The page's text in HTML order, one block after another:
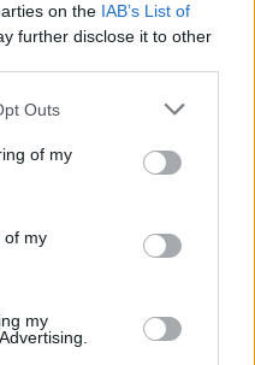
on the IAB’s List of
further disclose it to other
Outs
of my
of my
my
bien utiliser
à des efforts
à votre rythme, ne
Le progrès est
à mesurer vos 1%
ou d’un collègue.
à force de petits